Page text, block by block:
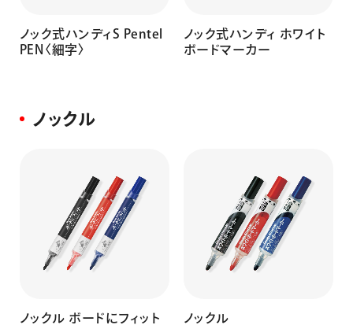
ノック式ハンディS Pentel
PEN〈細字〉
ノック式ハンディ ホワイト
ボードマーカー
ノックル
ノックル ボードにフィット ノックル